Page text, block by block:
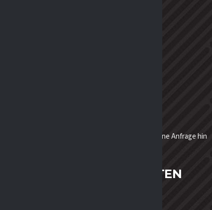
D
ANBIETEN
Zustimmung haben, werden wir diese auf Deine Anfrage hin
WIR DATEN ERHALTEN